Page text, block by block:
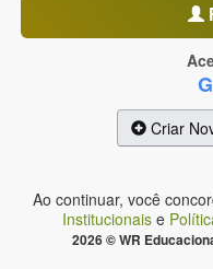
G
Criar
Ao continuar, você
Institucionais e
2026 © WR